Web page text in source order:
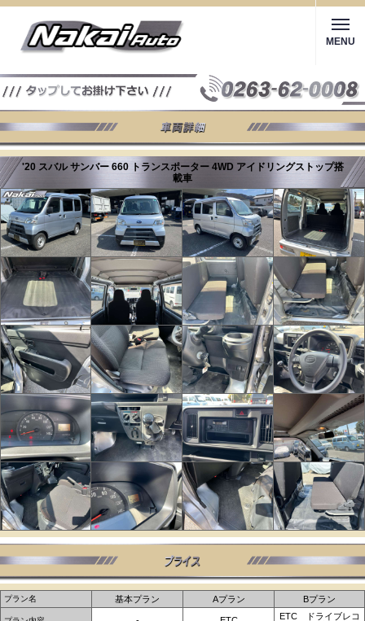
MENU
'20 スバル サンバー 660 トランスポーター 4WD アイドリングストップ搭
載車
プラン名 基本プラン Aプラン Bプラン
ETC ドライブレコ